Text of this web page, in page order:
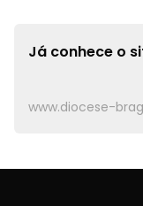
Já conhece o
www.diocese-